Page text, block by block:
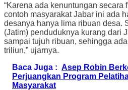
“Karena ada kenuntungan secara
contoh masyarakat Jabar ini ada
desanya hanya lima ribuan desa.
(Jatim) penduduknya kurang dari
sampai tujuh ribuan, sehingga
triliun,” ujarnya.
Baca Juga : Asep Robin
Perjuangkan Program
Masyarakat